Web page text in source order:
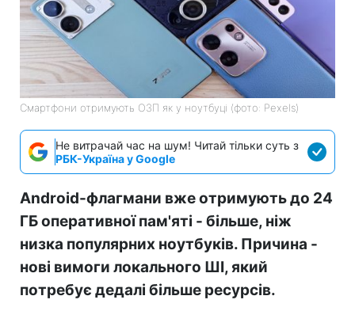
Смартфони отримують ОЗП як у ноутбуці (фото: Pexels)
Не витрачай час на шум! Читай тільки суть з
РБК-Україна у Google
Android-флагмани вже отримують до 24
ГБ оперативної пам'яті - більше, ніж
низка популярних ноутбуків. Причина -
нові вимоги локального ШІ, який
потребує дедалі більше ресурсів.